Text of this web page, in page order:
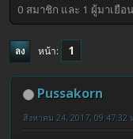
0 สมาชิก และ 1 ผู้มาเยื
ลง หน้า 1
Pussakorn
สิงหาคม 24, 2017, 09:47:32